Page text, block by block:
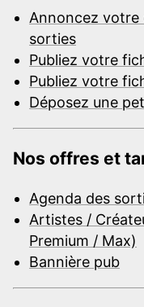
Annoncez votre
sorties
Publiez votre
Publiez votre
Déposez une
Nos offres et
Agenda des
Artistes /
Premium / Max)
Bannière pub